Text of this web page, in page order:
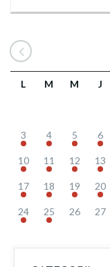
L M M J
3 4 5 6
10 11 12 13
17 18 19 20
24 25 26 27